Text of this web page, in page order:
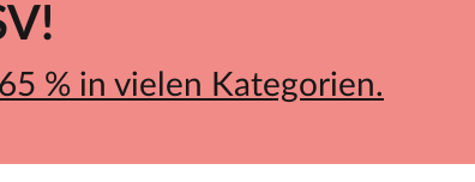
% in vielen Kategorien.